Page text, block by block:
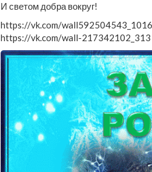
И светом добра вокруг!
https://vk.com/wall592504543_1016
https://vk.com/wall-217342102_313